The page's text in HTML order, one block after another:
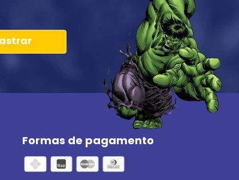
Formas de pagamento